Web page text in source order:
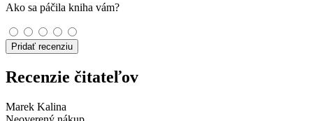
Ako sa páčila kniha vám?
Pridať recenziu
Recenzie čitateľov
Marek Kalina